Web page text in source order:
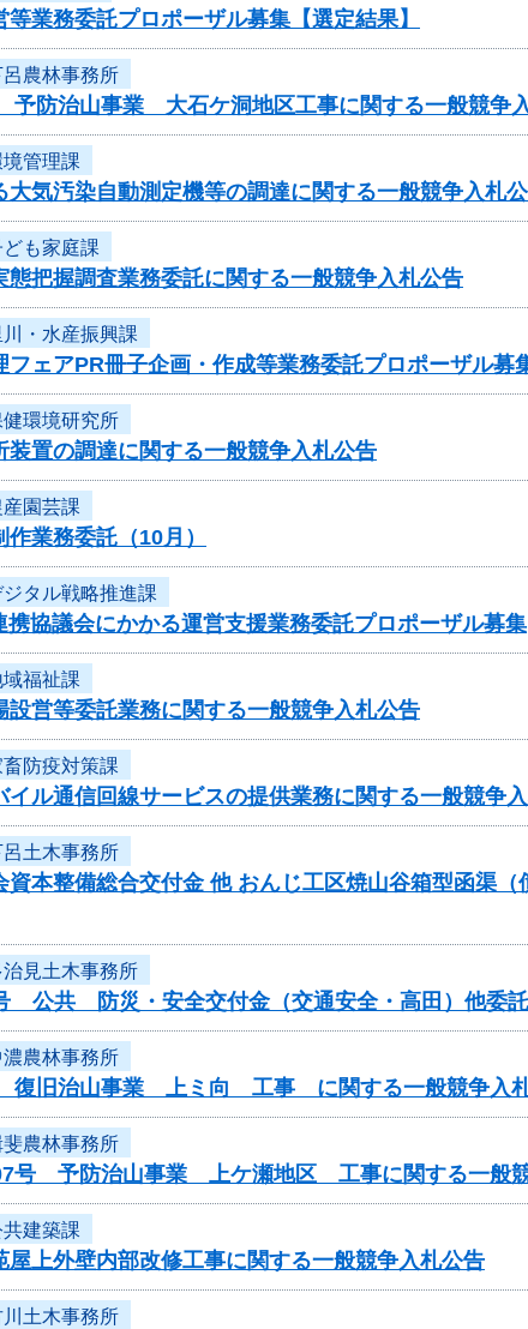
業務委託プロポーザル募集【選定結果】
呂農林事務所
予防治山事業 大石ケ洞地区工事に関する一般競争
境管理課
大気汚染自動測定機等の調達に関する一般競争入札
ども家庭課
態把握調査業務委託に関する一般競争入札公告
川・水産振興課
フェアPR冊子企画・作成等業務委託プロポーザル募
健環境研究所
装置の調達に関する一般競争入札公告
産園芸課
業務委託（10月）
ジタル戦略推進課
協議会にかかる運営支援業務委託プロポーザル募集
域福祉課
設営等委託業務に関する一般競争入札公告
畜防疫対策課
イル通信回線サービスの提供業務に関する一般競争
呂土木事務所
資本整備総合交付金 他 おんじ工区焼山谷箱型函渠
治見土木事務所
公共 防災・安全交付金（交通安全・高田）他委
濃農林事務所
復旧治山事業 上ミ向 工事 に関する一般競争入
斐農林事務所
号 予防治山事業 上ケ瀬地区 工事に関する一般
共建築課
屋上外壁内部改修工事に関する一般競争入札公告
川土木事務所